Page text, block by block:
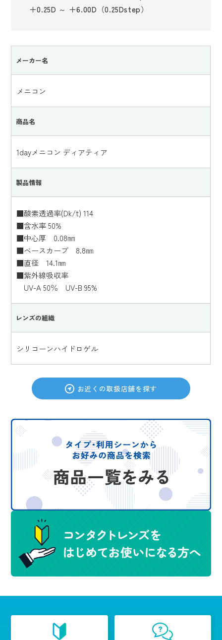
＋0.25D ～ ＋6.00D（0.25Dstep）
メーカー名
メニコン
商品名
1dayメニコン ディアティア
製品情報
■酸素透過率(Dk/t) 114
■含水率 50%
■中心厚 0.08㎜
■ベースカーブ 8.8㎜
■直径 14.1㎜
■紫外線吸収率
UV-A 50％ UV-B 95%
レンズの組織
シリコーンハイドロゲル
お近くの取扱店舗を探す